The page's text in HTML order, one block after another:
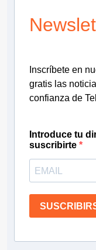
Inscríbete en
gratis las
confianza de
Introduce tu
suscribirte